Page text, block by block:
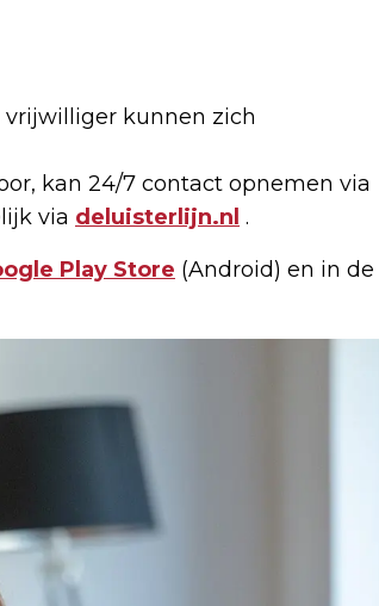
vrijwilliger kunnen zich
kan 24/7 contact opnemen via
via deluisterlijn.nl .
Play Store (Android) en in de